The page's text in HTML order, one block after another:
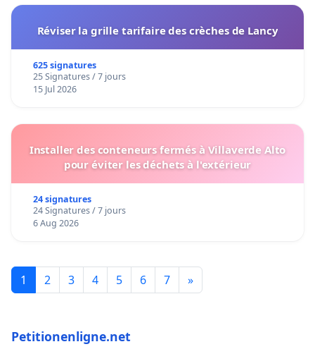
Réviser la grille tarifaire des crèches de Lancy
625 signatures
25 Signatures / 7 jours
15 Jul 2026
Installer des conteneurs fermés à Villaverde Alto
pour éviter les déchets à l'extérieur
24 signatures
24 Signatures / 7 jours
6 Aug 2026
1 2 3 4 5 6 7 »
Petitionenligne.net